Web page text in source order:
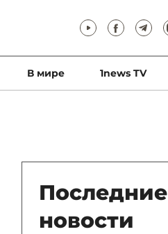
В мире 1news TV
Последние
новости